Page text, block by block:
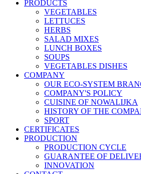
PRODUCTS
VEGETABLES
LETTUCES
HERBS
SALAD MIXES
LUNCH BOXES
SOUPS
VEGETABLES DISHES
COMPANY
OUR ECO-SYSTEM
COMPANY'S POLICY
CUISINE OF NOWALIJKA
HISTORY OF THE
SPORT
CERTIFICATES
PRODUCTION
PRODUCTION CYCLE
GUARANTEE OF
INNOVATION